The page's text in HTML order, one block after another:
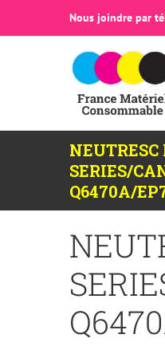
Nous joindre par
SERIES/
Q6470A/